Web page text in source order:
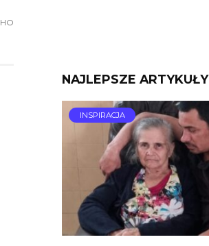
NAJLEPSZE ARTYKUŁY
INSPIRACJA